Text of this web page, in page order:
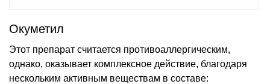
Окуметил
Этот препарат считается противоаллергическим,
однако, оказывает комплексное действие, благодаря
нескольким активным веществам в составе: